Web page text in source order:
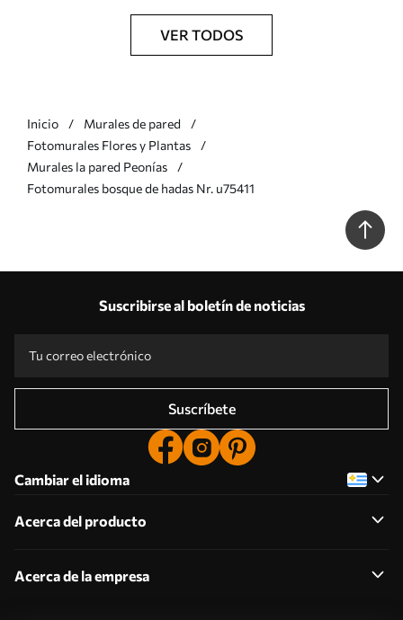
VER TODOS
Inicio
Murales de pared
Fotomurales Flores y Plantas
Murales la pared Peonías
Fotomurales bosque de hadas Nr. u75411
Suscribirse al boletín de noticias
Suscríbete
Cambiar el idioma
Acerca del producto
Acerca de la empresa